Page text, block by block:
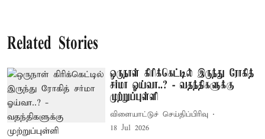
Related Stories
ஒருநாள் கிரிக்கெட்டில் இருந்து ரோகித்
சர்மா ஓய்வா..? - வதந்திகளுக்கு
முற்றுப்புள்ளி
விளையாட்டுச் செய்திப்பிரிவு
18 Jul 2026